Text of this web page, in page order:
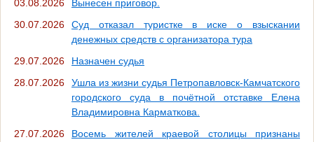
03.08.2026
Вынесен приговор.
30.07.2026
Суд отказал туристке в иске о взыскании
денежных средств с организатора тура
29.07.2026
Назначен судья
28.07.2026
Ушла из жизни судья Петропавловск-Камчатского
городского суда в почётной отставке Елена
Владимировна Карматкова.
27.07.2026
Восемь жителей краевой столицы признаны